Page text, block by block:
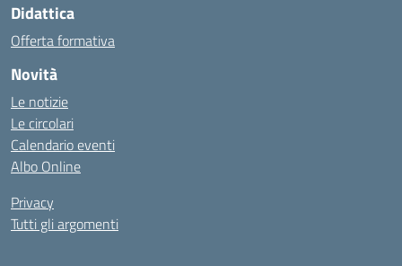
Didattica
Offerta formativa
Novità
Le notizie
Le circolari
Calendario eventi
Albo Online
Privacy
Tutti gli argomenti